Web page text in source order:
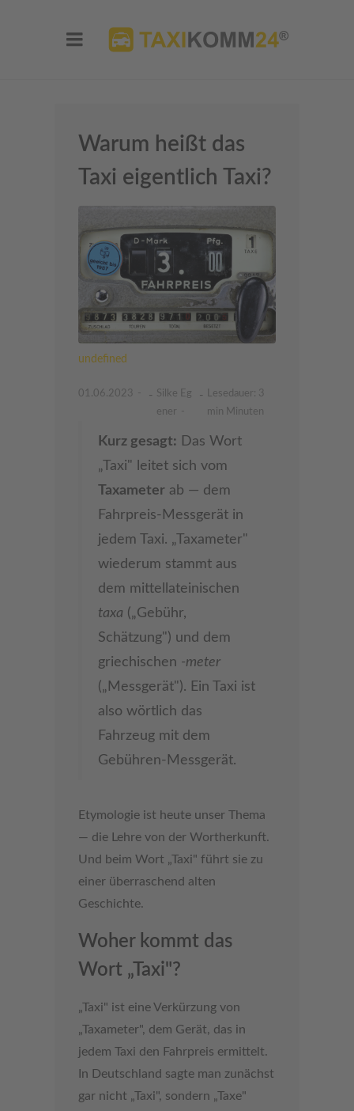
Warum heißt das
Taxi eigentlich Taxi?
undefined
01.06.2023 - Silke Eg
ener
-
Lesedauer: 3
min Minuten
Kurz gesagt: Das Wort
„Taxi" leitet sich vom
Taxameter ab — dem
Fahrpreis-Messgerät in
jedem Taxi. „Taxameter"
wiederum stammt aus
dem mittellateinischen
taxa („Gebühr,
Schätzung") und dem
griechischen -meter
(„Messgerät"). Ein Taxi ist
also wörtlich das
Fahrzeug mit dem
Gebühren-Messgerät.
Etymologie ist heute unser Thema
— die Lehre von der Wortherkunft.
Und beim Wort „Taxi" führt sie zu
einer überraschend alten
Geschichte.
Woher kommt das
Wort „Taxi"?
„Taxi" ist eine Verkürzung von
„Taxameter", dem Gerät, das in
jedem Taxi den Fahrpreis ermittelt.
In Deutschland sagte man zunächst
gar nicht „Taxi", sondern „Taxe"